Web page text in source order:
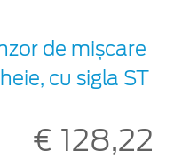
de mișcare
cu sigla ST
€ 128,22